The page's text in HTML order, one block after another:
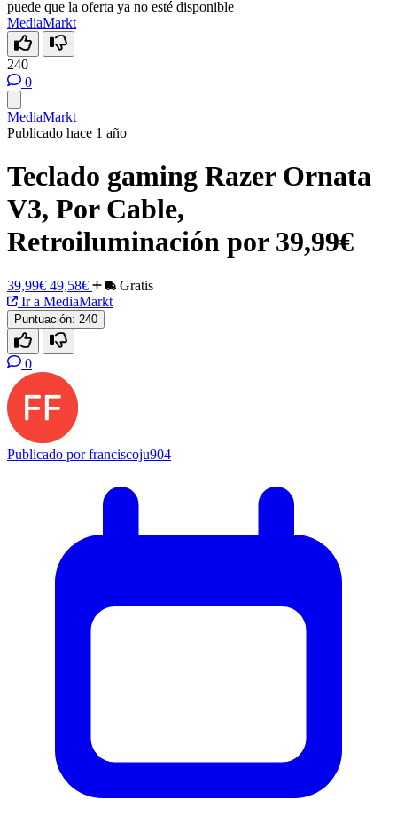
puede que la oferta ya no esté disponible
MediaMarkt
240
0
MediaMarkt
Publicado hace 1 año
Teclado gaming Razer Ornata
V3, Por Cable,
Retroiluminación por 39,99€
39,99€ 49,58€
Gratis
Ir a MediaMarkt
Puntuación: 240
0
Publicado porfranciscoju904